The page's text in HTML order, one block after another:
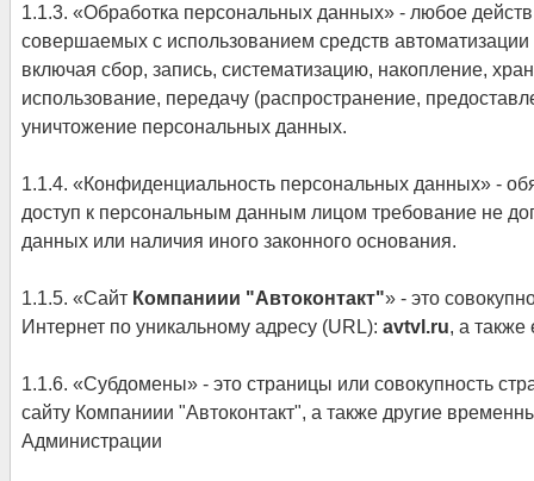
1.1.3. «Обработка персональных данных» - любое
совершаемых с использованием средств
включая сбор, запись, систематизацию, накопление,
использование, передачу (распространение,
уничтожение персональных данных.
1.1.4. «Конфиденциальность персональных данных» -
доступ к персональным данным лицом требование не
данных или наличия иного законного основания.
1.1.5. «Сайт Компаниии "Автоконтакт"» - это
Интернет по уникальному адресу (URL): avtvl.ru, а также
1.1.6. «Субдомены» - это страницы или совокупность
сайту Компаниии "Автоконтакт", а также другие
Администрации